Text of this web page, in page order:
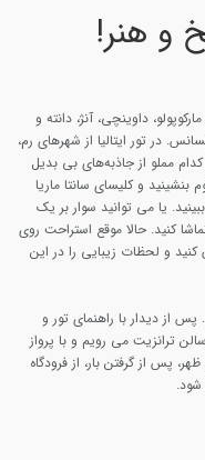
و هنر!
داوینچی، آنژ، دانته و
در تور ایتالیا از شهرهای رم،
مملو از جاذبه‌های بی بدیل
و کلیسای سانتا ماریا
یا می توانید سوار بر یک
کنید. حالا موقع استراحت روی
و لحظات زیبایی را در این
پس از دیدار با راهنمای تور و
ترانزیت می رویم و با پرواز
پس از گرفتن بار، از فرودگاه
شود.